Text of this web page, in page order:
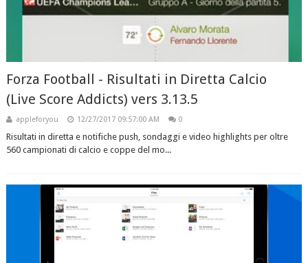
Forza Football - Risultati in Diretta Calcio
(Live Score Addicts) vers 3.13.5
appleforyou 12/27/2017 09:57:00 AM 0
Risultati in diretta e notifiche push, sondaggi e video highlights per oltre
560 campionati di calcio e coppe del mo...